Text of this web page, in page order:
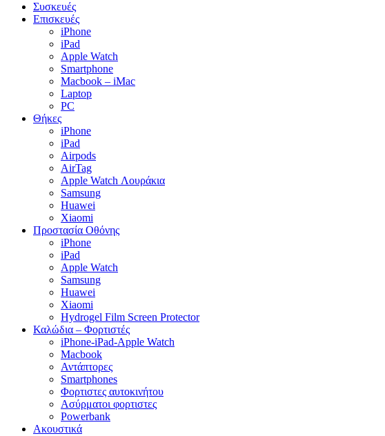
Συσκευές
Επισκευές
iPhone
iPad
Apple Watch
Smartphone
Macbook – iMac
Laptop
PC
Θήκες
iPhone
iPad
Airpods
AirTag
Apple Watch Λουράκια
Samsung
Huawei
Xiaomi
Προστασία Οθόνης
iPhone
iPad
Apple Watch
Samsung
Huawei
Xiaomi
Hydrogel Film Screen Protector
Καλώδια – Φορτιστές
iPhone-iPad-Apple Watch
Macbook
Αντάπτορες
Smartphones
Φορτιστες αυτοκινήτου
Ασύρματοι φορτιστες
Powerbank
Ακουστικά